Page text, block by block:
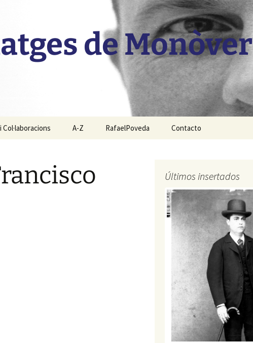
de Monòver
A-Z RafaelPoveda Contacto
Últimos insertados